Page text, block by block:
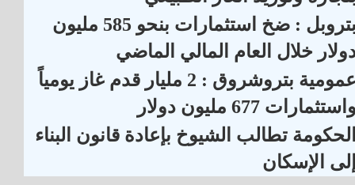
بتروبل : ضخ استثمارات بنحو 585 مليون
خلال العام المالي الماضي
عمومية بتروشروق : 2 مليار قدم غاز يومياً
677 مليون دولار
تطالب الشيوخ بإعادة قانون البناء
الإسكان